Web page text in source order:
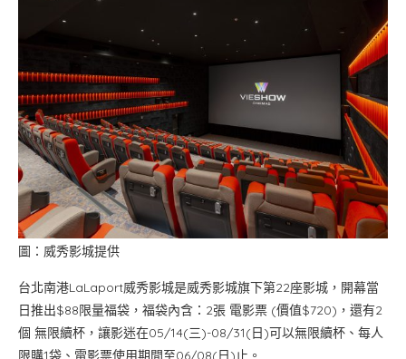
圖：威秀影城提供
台北南港LaLaport威秀影城是威秀影城旗下第22座影城，開幕當
日推出$88限量福袋，福袋內含：2張 電影票 (價值$720)，還有2
個 無限續杯，讓影迷在05/14(三)-08/31(日)可以無限續杯、每人
限購1袋、電影票使用期間至06/08(日)止。